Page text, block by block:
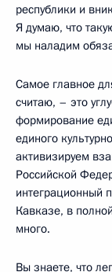
республики и
Я думаю, что
мы наладим
Самое главное
считаю, – это
формирование
единого
активизируем
Российской
интеграционный
Кавказе, в
много.
Вы знаете, что